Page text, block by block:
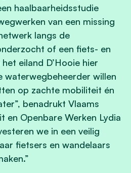
haalbaarheidsstudie
van een missing
langs de
of een fiets- en
eiland D’Hooie hier
waterwegbeheerder willen
op zachte mobiliteit én
”, benadrukt Vlaams
en Openbare Werken Lydia
we in een veilig
fietsers en wandelaars